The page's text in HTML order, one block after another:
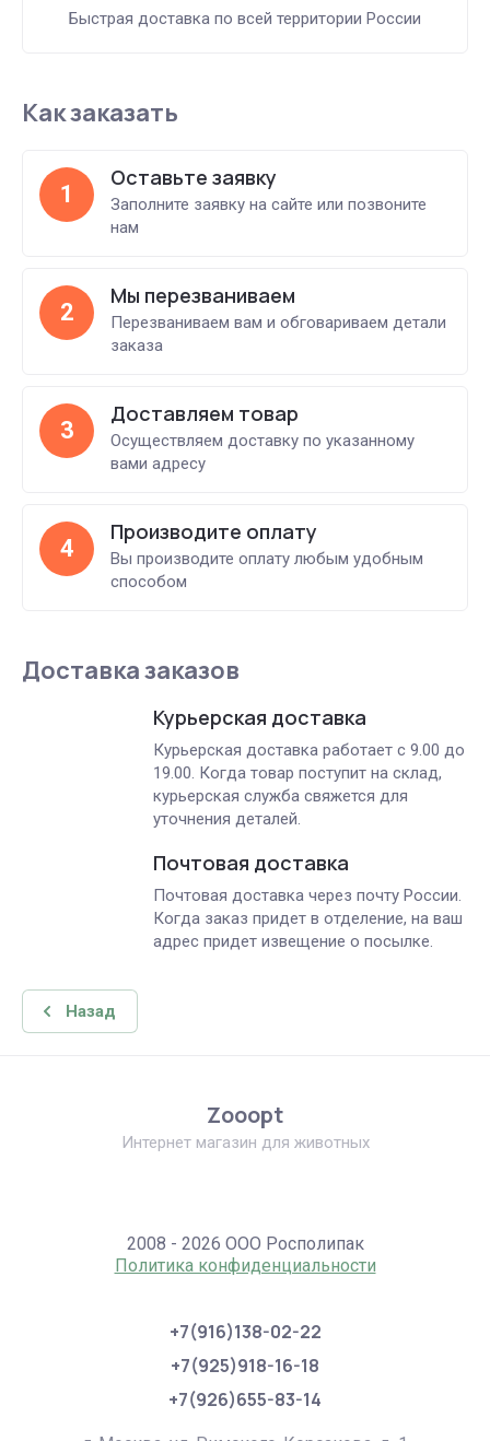
Быстрая доставка по всей территории России
Как заказать
1
Оставьте заявку
Заполните заявку на сайте или позвоните
нам
2
Мы перезваниваем
Перезваниваем вам и обговариваем детали
заказа
3
Доставляем товар
Осуществляем доставку по указанному
вами адресу
4
Производите оплату
Вы производите оплату любым удобным
способом
Доставка заказов
Курьерская доставка
Курьерская доставка работает с 9.00 до
19.00. Когда товар поступит на склад,
курьерская служба свяжется для
уточнения деталей.
Почтовая доставка
Почтовая доставка через почту России.
Когда заказ придет в отделение, на ваш
адрес придет извещение о посылке.
Назад
Zooopt
Интернет магазин для животных
2008 - 2026 ООО Росполипак
Политика конфиденциальности
+7(916)138-02-22
+7(925)918-16-18
+7(926)655-83-14